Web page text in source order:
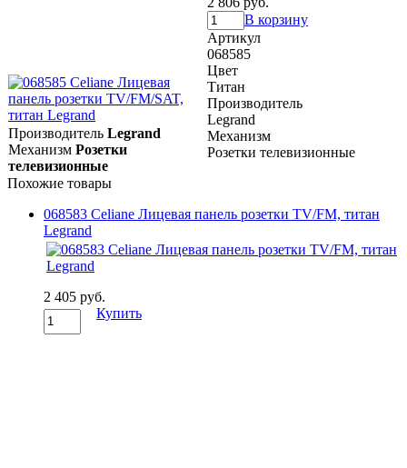
В корзину
Артикул
068585
Цвет
Титан
Производитель
Legrand
Механизм
Розетки телевизионные
Производитель Legrand
Механизм Розетки
телевизионные
Похожие товары
068583 Celiane Лицевая панель розетки TV/FM, титан
Legrand
2 405 руб.
Купить